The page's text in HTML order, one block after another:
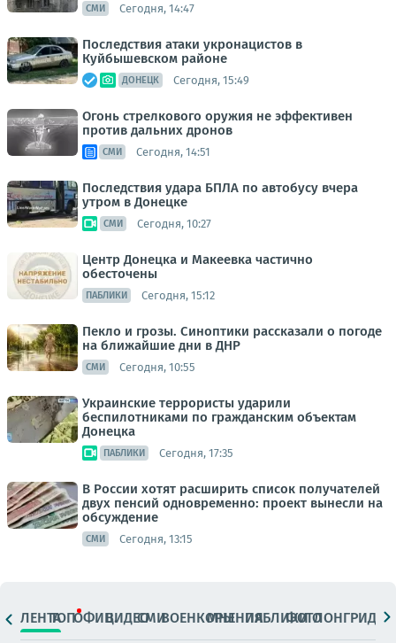
СМИ Сегодня, 14:47
Последствия атаки укронацистов в
Куйбышевском районе
ДОНЕЦК Сегодня, 15:49
Огонь стрелкового оружия не эффективен
против дальних дронов
СМИ Сегодня, 14:51
Последствия удара БПЛА по автобусу вчера
утром в Донецке
СМИ Сегодня, 10:27
Центр Донецка и Макеевка частично
обесточены
ПАБЛИКИ Сегодня, 15:12
Пекло и грозы. Синоптики рассказали о погоде
на ближайшие дни в ДНР
СМИ Сегодня, 10:55
Украинские террористы ударили
беспилотниками по гражданским объектам
Донецка
ПАБЛИКИ Сегодня, 17:35
В России хотят расширить список получателей
двух пенсий одновременно: проект вынесли на
обсуждение
СМИ Сегодня, 13:15
ЛЕНТАТОПОФИЦ.ВИДЕОСМИВОЕНКОРЫМНЕНИЯПАБЛИКИ
ФОТОЛОНГРИДЫ